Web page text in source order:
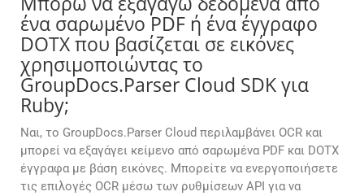
ένα σαρωμένο PDF ή ένα έγγραφο
DOTX που βασίζεται σε εικόνες
χρησιμοποιώντας το
GroupDocs.Parser Cloud SDK για
Ruby;
Ναι, το GroupDocs.Parser Cloud περιλαμβάνει OCR και
μπορεί να εξαγάγει κείμενο από σαρωμένα PDF και DOTX
έγγραφα με βάση εικόνες. Μπορείτε να ενεργοποιήσετε
τις επιλογές OCR μέσω των ρυθμίσεων API για να